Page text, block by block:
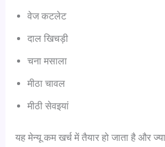
वेज कटलेट
दाल खिचड़ी
चना मसाला
मीठा चावल
मीठी सेवइयां
यह मेन्यू कम खर्च में तैयार हो जाता है और